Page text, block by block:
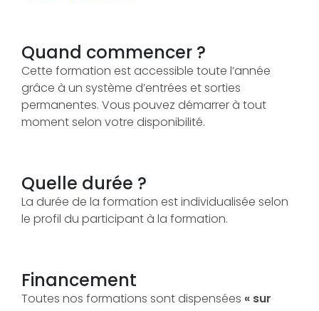
Quand commencer ?
Cette formation est accessible toute l’année
grâce à un système d’entrées et sorties
permanentes. Vous pouvez démarrer à tout
moment selon votre disponibilité.
Quelle durée ?
La durée de la formation est individualisée selon
le profil du participant à la formation.
Financement
Toutes nos formations sont dispensées « sur